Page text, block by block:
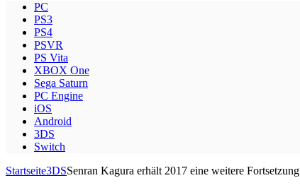
PC
PS3
PS4
PSVR
PS Vita
XBOX One
Sega Saturn
PC Engine
iOS
Android
3DS
Switch
Startseite3DSSenran Kagura erhält 2017 eine weitere Fortsetzung